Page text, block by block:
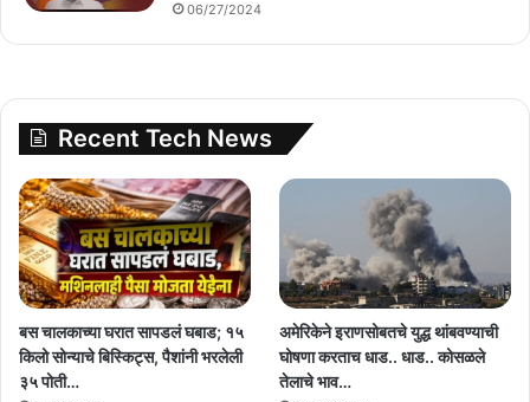
06/27/2024
Recent Tech News
बस चालकाच्या घरात सापडलं घबाड; १५
किलो सोन्याचे बिस्किट्स, पैशांनी भरलेली
३५ पोती…
अमेरिकेने इराणसोबतचे युद्ध थांबवण्याची
घोषणा करताच धाड.. धाड.. कोसळले
तेलाचे भाव…